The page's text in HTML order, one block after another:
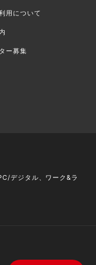
用について
ー募集
デジタル、ワーク&ラ